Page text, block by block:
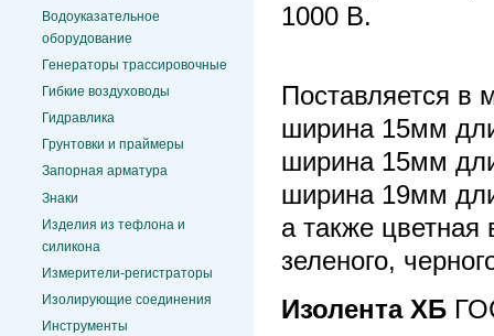
Водоуказательное
оборудование
Генераторы трассировочные
Гибкие воздуховоды
Гидравлика
Грунтовки и праймеры
Запорная арматура
Знаки
Изделия из тефлона и
силикона
Измерители-регистраторы
Изолирующие соединения
Инструменты
1000 В.
Поставляется в
ширина 15мм
ширина 15мм
ширина 19мм
а также цветная
зеленого,
Изолента ХБ